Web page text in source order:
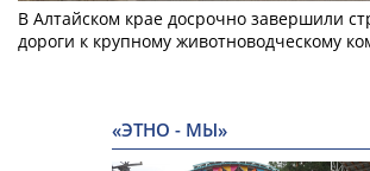
В Алтайском крае досрочно завершили
дороги к крупному животноводческому
«ЭТНО - МЫ»